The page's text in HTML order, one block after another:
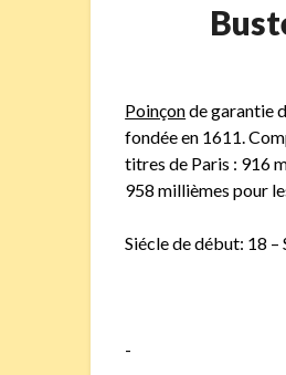
Poinçonde garantie
fondée en 1611.
titres de Paris : 916
958 millièmes pour
Siécle de début: 18 –
-